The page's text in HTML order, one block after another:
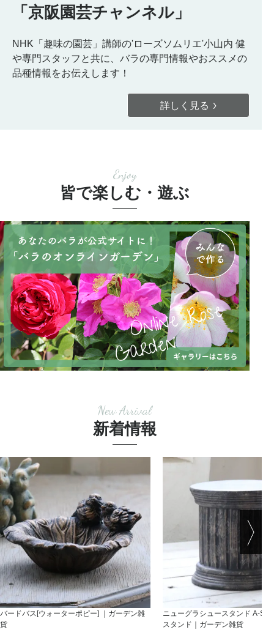
「京阪園芸チャンネル」
NHK「趣味の園芸」講師の'ローズソムリエ'小山内 健
や専門スタッフと共に、バラの専門情報やおススメの
品種情報をお伝えします！
詳しく見る
Enjoy
皆で楽しむ・遊ぶ
New Arrival
新着情報
バードバス[ウォーターポピー] ｜ガーデン雑
貨
ニューグラシュースタンド A-S-
スタンド｜ガーデン雑貨